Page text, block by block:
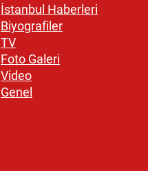
İstanbul Haberleri
Biyografiler
TV
Foto Galeri
Video
Genel